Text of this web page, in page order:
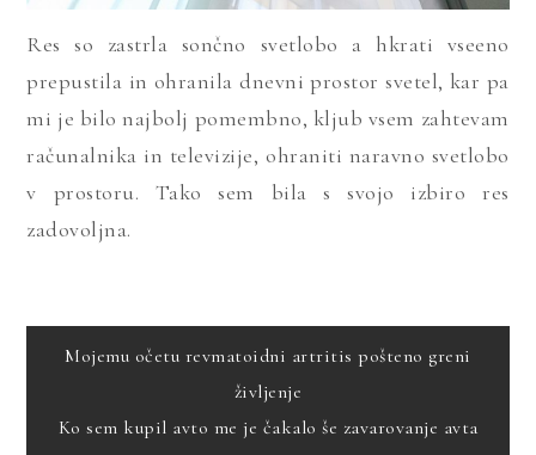
Res so zastrla sončno svetlobo a hkrati vseeno
prepustila in ohranila dnevni prostor svetel, kar pa
mi je bilo najbolj pomembno, kljub vsem zahtevam
računalnika in televizije, ohraniti naravno svetlobo
v prostoru. Tako sem bila s svojo izbiro res
zadovoljna.
Navigacija
prispevka
Mojemu očetu revmatoidni artritis pošteno greni
življenje
Ko sem kupil avto me je čakalo še zavarovanje avta